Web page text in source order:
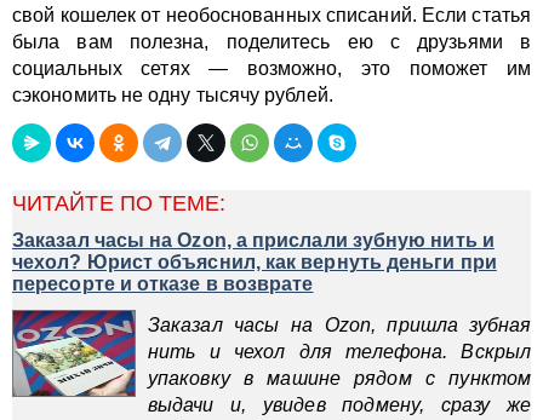
свой кошелек от необоснованных списаний. Если статья
была вам полезна, поделитесь ею с друзьями в
социальных сетях — возможно, это поможет им
сэкономить не одну тысячу рублей.
ЧИТАЙТЕ ПО ТЕМЕ:
Заказал часы на Ozon, а прислали зубную нить и
чехол? Юрист объяснил, как вернуть деньги при
пересорте и отказе в возврате
Заказал часы на Ozon, пришла зубная
нить и чехол для телефона. Вскрыл
упаковку в машине рядом с пунктом
выдачи и, увидев подмену, сразу же